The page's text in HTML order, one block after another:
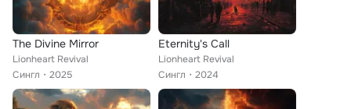
The Divine Mirror
Lionheart Revival
Сингл
2025
Eternity's Call
Lionheart Revival
Сингл
2024